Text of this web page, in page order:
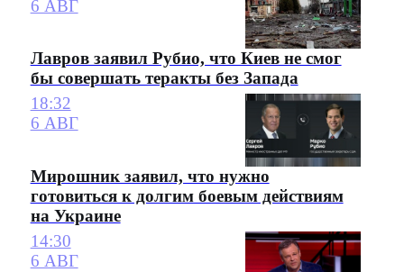
6 АВГ
Лавров заявил Рубио, что Киев не смог
бы совершать теракты без Запада
18:32
6 АВГ
Мирошник заявил, что нужно
готовиться к долгим боевым действиям
на Украине
14:30
6 АВГ